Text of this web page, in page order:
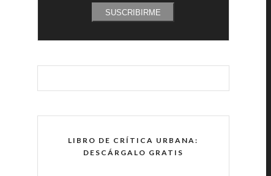
SUSCRIBIRME
LIBRO DE CRÍTICA URBANA:
DESCÁRGALO GRATIS